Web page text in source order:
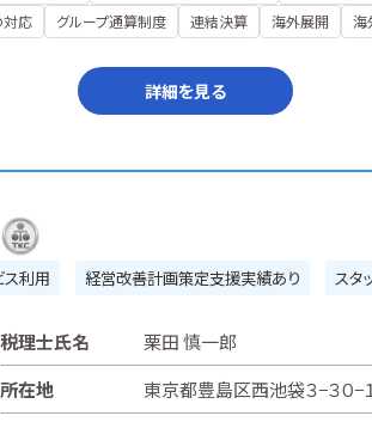
対応
グループ通算制度 連結決算 海外展開 海
詳細を見る
ス利用 経営改善計画策定支援実績あり スタ
税理士氏名
栗田 慎一郎
所在地
東京都豊島区西池袋３−３０−